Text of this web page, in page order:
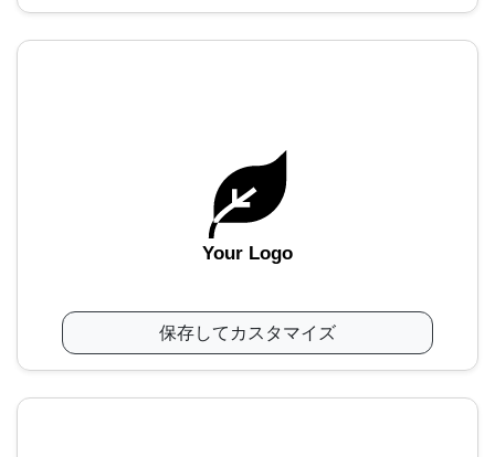
Your Logo
保存してカスタマイズ